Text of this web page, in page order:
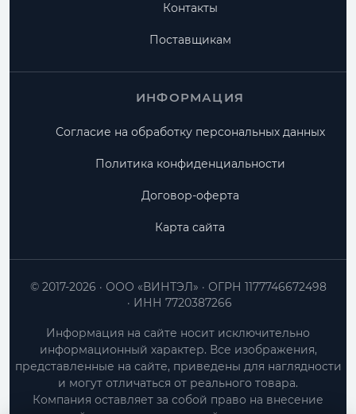
Контакты
Поставщикам
ИНФОРМАЦИЯ
Согласие на обработку персональных данных
Политика конфиденциальности
Договор-оферта
Карта сайта
ООО «ВИНТЭЛ»
ОГРН 1177746672498
ИНН 7720387266
© 2017-2026
Информация на сайте носит исключительно
информационный характер. Все изображения,
представленные на сайте, приведены для наглядности
и могут отличаться от реального товара.
Компания оставляет за собой право на внесение